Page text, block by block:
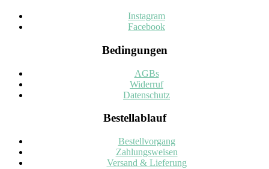
Instagram
Facebook
Bedingungen
AGBs
Widerruf
Datenschutz
Bestellablauf
Bestellvorgang
Zahlungsweisen
Versand & Lieferung